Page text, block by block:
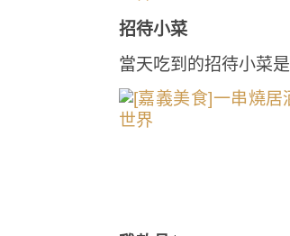
招待小菜
當天吃到的招待小菜